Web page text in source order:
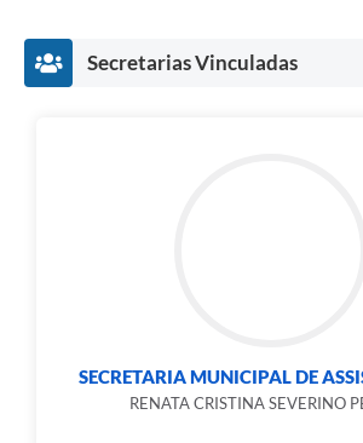
Secretarias Vinculadas
SECRETARIA MUNICIPAL DE
RENATA CRISTINA SEVERINO